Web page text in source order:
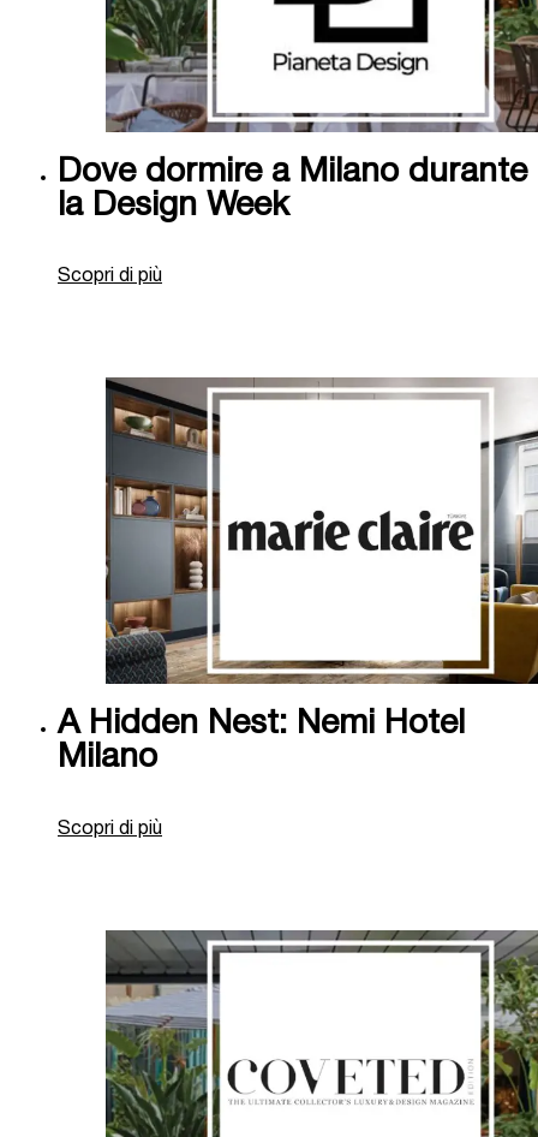
Dove dormire a Milano durante
la Design Week
Scopri di più
A Hidden Nest: Nemi Hotel
Milano
Scopri di più